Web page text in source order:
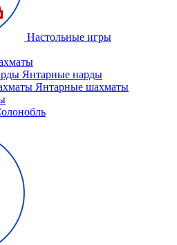
Настольные игры
Янтарные нарды
Янтарные шахматы